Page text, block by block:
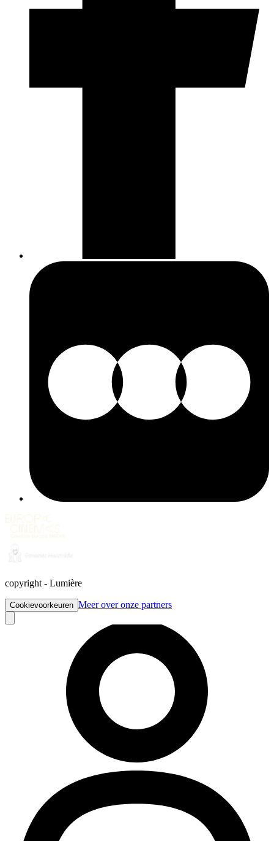
copyright - Lumière
Cookievoorkeuren Meer over onze partners